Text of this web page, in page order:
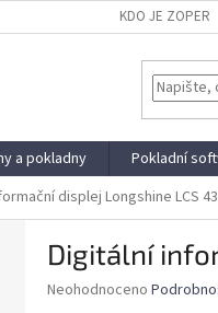
KDO JE ZOPER
a pokladny Pokladní
displej Longshine LCS
Digitální
Průměrné
Neohodnoceno